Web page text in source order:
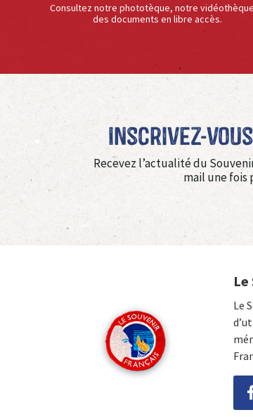
Consultez notre phototèque, notre
des documents en libre accès.
Inscrivez-
Recevez l’actualité du
mail une fois
Le
Le